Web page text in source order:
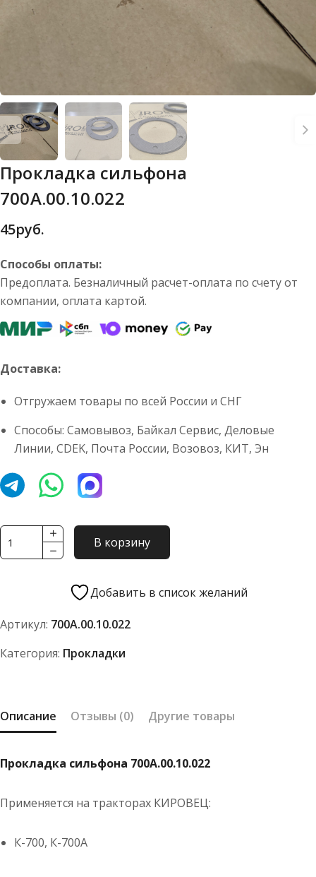
Прокладка сильфона
700А.00.10.022
45руб.
Способы оплаты:
Предоплата. Безналичный расчет-оплата по счету от
компании, оплата картой.
Доставка:
Отгружаем товары по всей России и СНГ
Способы: Самовывоз, Байкал Сервис, Деловые
Линии, CDEK, Почта России, Возовоз, КИТ, Эн
Количество
товара
В корзину
Добавить в список желаний
Артикул: 700А.00.10.022
Категория: Прокладки
Описание Отзывы (0) Другие товары
Прокладка сильфона 700А.00.10.022
Применяется на тракторах КИРОВЕЦ:
К-700, К-700А